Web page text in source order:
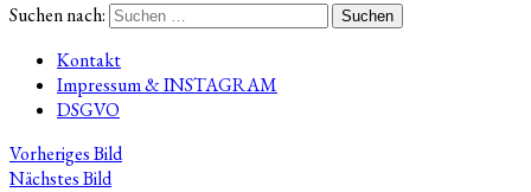
Suchen nach:
Kontakt
Impressum & INSTAGRAM
DSGVO
Vorheriges Bild
Nächstes Bild